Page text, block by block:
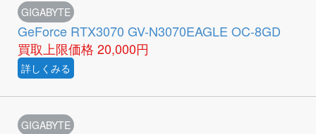
GIGABYTE
GeForce RTX3070 GV-N3070EAGLE OC-8GD
買取上限価格 20,000円
詳しくみる
GIGABYTE